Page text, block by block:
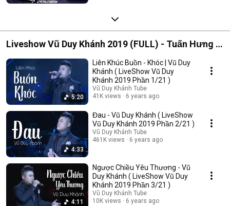
Liveshow Vũ Duy Khánh 2019 (FULL) - Tuấn Hưng ,
Đạt G , Dương Hoàng Yến
5:20
Liên Khúc Buồn - Khóc | Vũ Duy
Khánh ( LiveShow Vũ Duy
Khánh 2019 Phần 1/21 )
Vũ Duy Khánh Tube
41K views
6 years ago
4:33
Đau - Vũ Duy Khánh ( LiveShow
Vũ Duy Khánh 2019 Phần 2/21 )
Vũ Duy Khánh Tube
461K views
6 years ago
4:11
Ngược Chiều Yêu Thương - Vũ
Duy Khánh ( LiveShow Vũ Duy
Khánh 2019 Phần 3/21 )
Vũ Duy Khánh Tube
10K views
6 years ago